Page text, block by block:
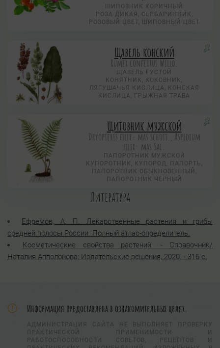
ШИПОВНИК КОРИЧНЫЙ
РОЗА ДИКАЯ, СЕРБАРИННИК,
РОЗОВЫЙ ЦВЕТ, ШИПОВНЫЙ ЦВЕТ
Щавель конский
Rumex confertus Willd.
ЩАВЕЛЬ ГУСТОЙ
КОНЯТНИК, КОКОВНИК,
ЛЯГУШАЧЬЯ КИСЛИЦА, КОНСКАЯ
КИСЛИЦА, ГРЫЖНАЯ ТРАВА
Щитовник мужской
Dryopteris filix- mas schott., Aspidium
filix- mas Sai.
ПАПОРОТНИК МУЖСКОЙ
КУПОРОТНИК, КУПОРОД, ПАПОРТЬ,
ПАПОРОТНИК ОБЫКНОВЕННЫЙ,
ПАПОРОТНИК ЧЕРНЫЙ
Литература
Ефремов, А. П. Лекарственные растения и грибы
средней полосы России. Полный атлас-определитель.
Косметические свойства растений. - Справочник/
Наталия Апполонова: Издательские решения, 2020. - 316 с.
Информация предоставлена в ознакомительных целях.
АДМИНИСТРАЦИЯ САЙТА НЕ ВЫПОЛНЯЕТ ПРОВЕРКУ
ПРАКТИЧЕСКОЙ ПРИМЕНИМОСТИ И
РАБОТОСПОСОБНОСТИ СОВЕТОВ, РЕЦЕПТОВ И